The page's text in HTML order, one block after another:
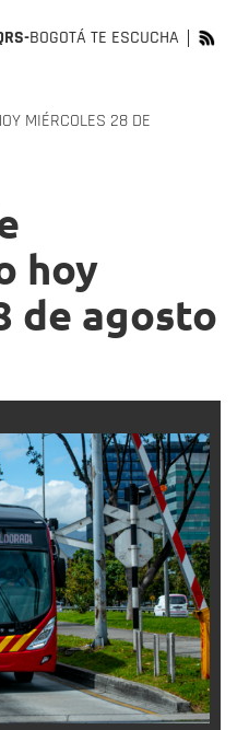
BOGOTÁ TE ESCUCHA
MIÉRCOLES 28 DE
hoy
de agosto